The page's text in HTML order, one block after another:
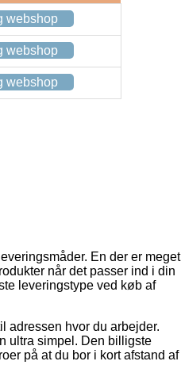
webshop
webshop
webshop
En der er meget
når det passer ind i din
leveringstype ved køb af
adressen hvor du arbejder.
ultra simpel. Den billigste
på at du bor i kort afstand af